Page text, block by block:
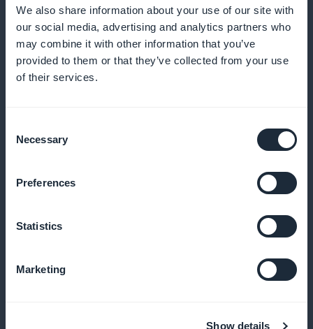
We also share information about your use of our site with
our social media, advertising and analytics partners who
may combine it with other information that you’ve
provided to them or that they’ve collected from your use
of their services.
Selection
Necessary
Preferences
Statistics
Marketing
Show details
Yksityiskohtainen analytiikka tilauksia
Analysoi tilaajamäärän kasvua ja mukauta sisältösi
kerättyjen tietojen mukaan
tilaustarjouksilla